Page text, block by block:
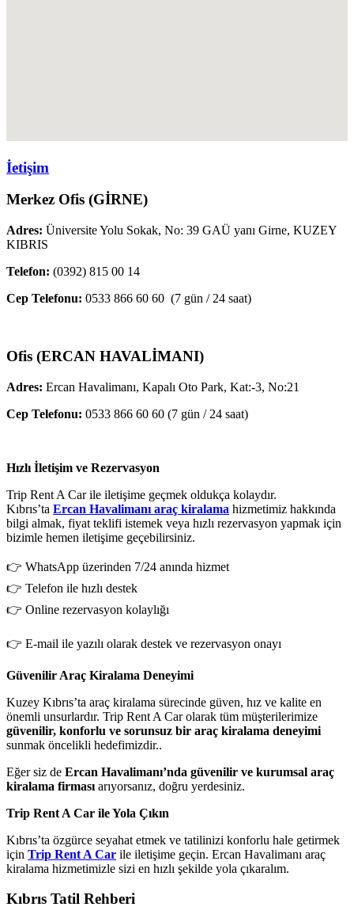
İetişim
Merkez Ofis (GİRNE)
Adres: Üniversite Yolu Sokak, No: 39 GAÜ yanı Girne, KUZEY
KIBRIS
Telefon: (0392) 815 00 14
Cep Telefonu: 0533 866 60 60 (7 gün / 24 saat)
Ofis (ERCAN HAVALİMANI)
Adres: Ercan Havalimanı, Kapalı Oto Park, Kat:-3, No:21
Cep Telefonu: 0533 866 60 60 (7 gün / 24 saat)
Hızlı İletişim ve Rezervasyon
Trip Rent A Car ile iletişime geçmek oldukça kolaydır.
Kıbrıs’ta Ercan Havalimanı araç kiralama hizmetimiz hakkında
bilgi almak, fiyat teklifi istemek veya hızlı rezervasyon yapmak için
bizimle hemen iletişime geçebilirsiniz.
👉 WhatsApp üzerinden 7/24 anında hizmet
👉 Telefon ile hızlı destek
👉 Online rezervasyon kolaylığı
👉 E-mail ile yazılı olarak destek ve rezervasyon onayı
Güvenilir Araç Kiralama Deneyimi
Kuzey Kıbrıs’ta araç kiralama sürecinde güven, hız ve kalite en
önemli unsurlardır. Trip Rent A Car olarak tüm müşterilerimize
güvenilir, konforlu ve sorunsuz bir araç kiralama deneyimi
sunmak öncelikli hedefimizdir..
Eğer siz de Ercan Havalimanı’nda güvenilir ve kurumsal araç
kiralama firması arıyorsanız, doğru yerdesiniz.
Trip Rent A Car ile Yola Çıkın
Kıbrıs’ta özgürce seyahat etmek ve tatilinizi konforlu hale getirmek
için Trip Rent A Car ile iletişime geçin. Ercan Havalimanı araç
kiralama hizmetimizle sizi en hızlı şekilde yola çıkaralım.
Kıbrıs Tatil Rehberi